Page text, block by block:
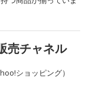
売チャネル
ショッピング）